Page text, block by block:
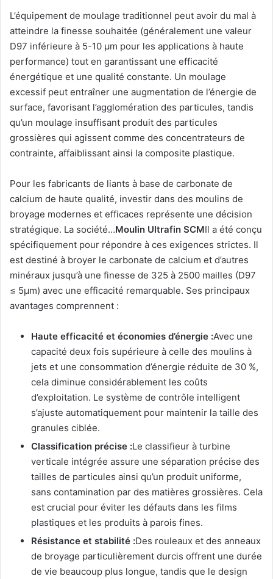
L’équipement de moulage traditionnel peut avoir du mal à
atteindre la finesse souhaitée (généralement une valeur
D97 inférieure à 5-10 μm pour les applications à haute
performance) tout en garantissant une efficacité
énergétique et une qualité constante. Un moulage
excessif peut entraîner une augmentation de l’énergie de
surface, favorisant l’agglomération des particules, tandis
qu’un moulage insuffisant produit des particules
grossières qui agissent comme des concentrateurs de
contrainte, affaiblissant ainsi la composite plastique.
Pour les fabricants de liants à base de carbonate de
calcium de haute qualité, investir dans des moulins de
broyage modernes et efficaces représente une décision
stratégique. La société…Moulin Ultrafin SCMIl a été conçu
spécifiquement pour répondre à ces exigences strictes. Il
est destiné à broyer le carbonate de calcium et d’autres
minéraux jusqu’à une finesse de 325 à 2500 mailles (D97
≤ 5μm) avec une efficacité remarquable. Ses principaux
avantages comprennent :
Haute efficacité et économies d’énergie :Avec une
capacité deux fois supérieure à celle des moulins à
jets et une consommation d’énergie réduite de 30 %,
cela diminue considérablement les coûts
d’exploitation. Le système de contrôle intelligent
s’ajuste automatiquement pour maintenir la taille des
granules ciblée.
Classification précise :Le classifieur à turbine
verticale intégrée assure une séparation précise des
tailles de particules ainsi qu’un produit uniforme,
sans contamination par des matières grossières. Cela
est crucial pour éviter les défauts dans les films
plastiques et les produits à parois fines.
Résistance et stabilité :Des rouleaux et des anneaux
de broyage particulièrement durcis offrent une durée
de vie beaucoup plus longue, tandis que le design